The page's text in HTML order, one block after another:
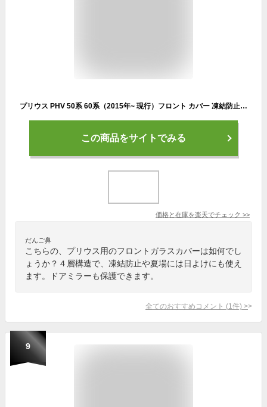
プリウス PHV 50系 60系（2015年~ 現行）フロント カバー 凍結防止 カーフロントカバー 車用凍結防止カバー フロントカバー 車サンシェード 四層構造 四季兼用 日よけ 遮光断熱 雪対策 霜取シート 車種汎用 車保護シート 取付簡単 選べる2色【送料無料】
この商品をサイトでみる
価格と在庫を楽天でチェック >>
だんご鼻
こちらの、プリウス用のフロントガラスカバーは如何でし
ょうか？４層構造で、凍結防止や夏場には日よけにも使え
ます。ドアミラーも保護できます。
全てのおすすめコメント (1 件) >
9